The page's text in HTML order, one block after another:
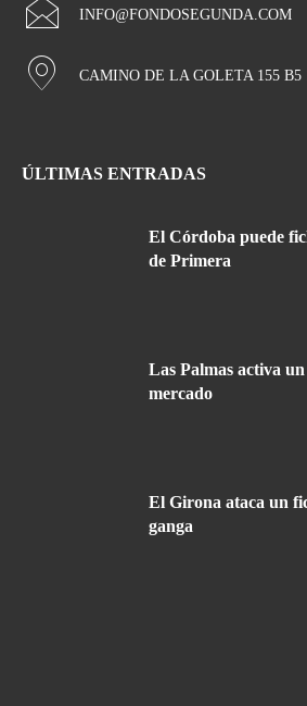
INFO@FONDOSEGUNDA.COM
CAMINO DE LA GOLETA 155
ÚLTIMAS ENTRADAS
El Córdoba puede
de Primera
Las Palmas activa
mercado
El Girona ataca un
ganga